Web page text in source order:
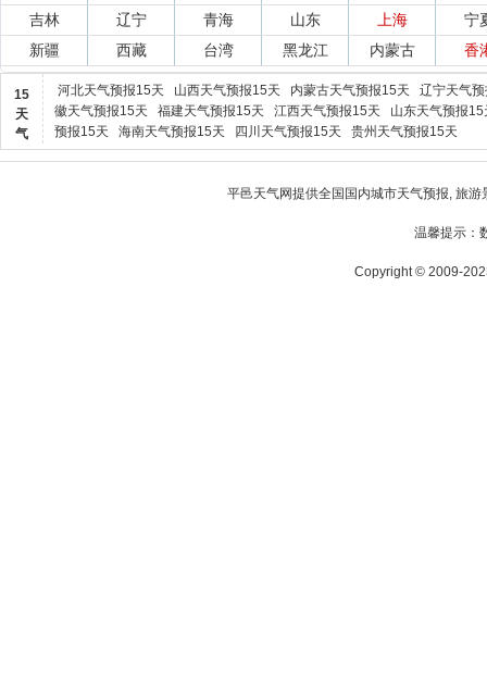
吉林
辽宁 青海 山东 上海
宁
新疆
西藏 台湾 黑龙江 内蒙古 香
15
天
气
河北天气预报15天 山西天气预报15天 内蒙古天气预报15天
辽宁天气
徽天气预报15天
福建天气预报15天 江西天气预报15天
山东天气预报15
预报15天
海南天气预报15天 四川天气预报15天 贵州天气预报15天
平邑天气网提供全国国内城市天气预报, 旅游
温馨提示：
Copyright © 2009-